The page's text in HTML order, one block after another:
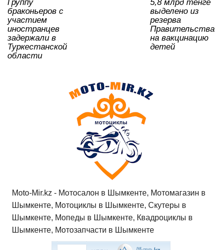
Группу
браконьеров с
участием
иностранцев
задержали в
Туркестанской
области
5,8 млрд тенге
выделено из
резерва
Правительства
на вакцинацию
детей
Moto-Mir.kz - Мотосалон в Шымкенте, Мотомагазин в
Шымкенте, Мотоциклы в Шымкенте, Скутеры в
Шымкенте, Мопеды в Шымкенте, Квадроциклы в
Шымкенте, Мотозапчасти в Шымкенте